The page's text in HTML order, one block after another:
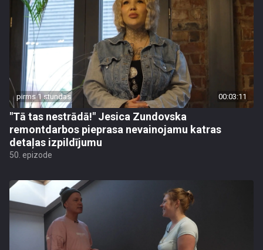
pirms 1 stundas 00:03:11
"Tā tas nestrādā!" Jesica Zundovska
remontdarbos pieprasa nevainojamu katras
detaļas izpildījumu
50. epizode